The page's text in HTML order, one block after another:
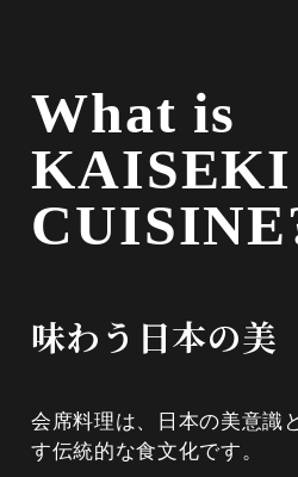
What is
KAISEKI
味わう日本の美
会席料理は、日本の美意識
す伝統的な食文化です。